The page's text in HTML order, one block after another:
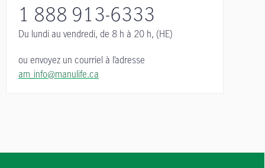
1 888 913-6333
Du lundi au vendredi, de 8 h à 20 h, (HE)
ou envoyez un courriel à l’adresse
am_info@manulife.ca